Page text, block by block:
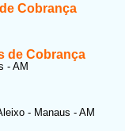
Cobrança
de Cobrança
- AM
- Manaus - AM